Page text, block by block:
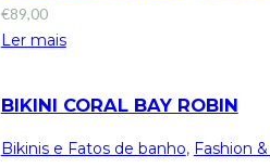
€89,00
Ler mais
BIKINI CORAL BAY ROBIN
Bikinis e Fatos de banho, Fashion